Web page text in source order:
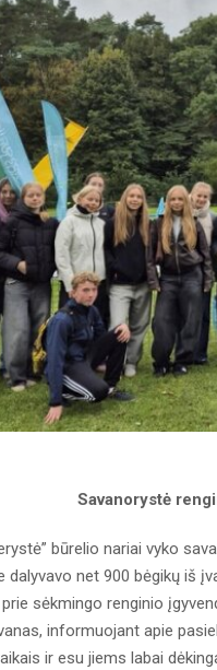
Savanorystė
būrelio nariai vyko
dalyvavo net 900 bėgikų iš
sėkmingo renginio
informuojant apie
ir esu jiems labai